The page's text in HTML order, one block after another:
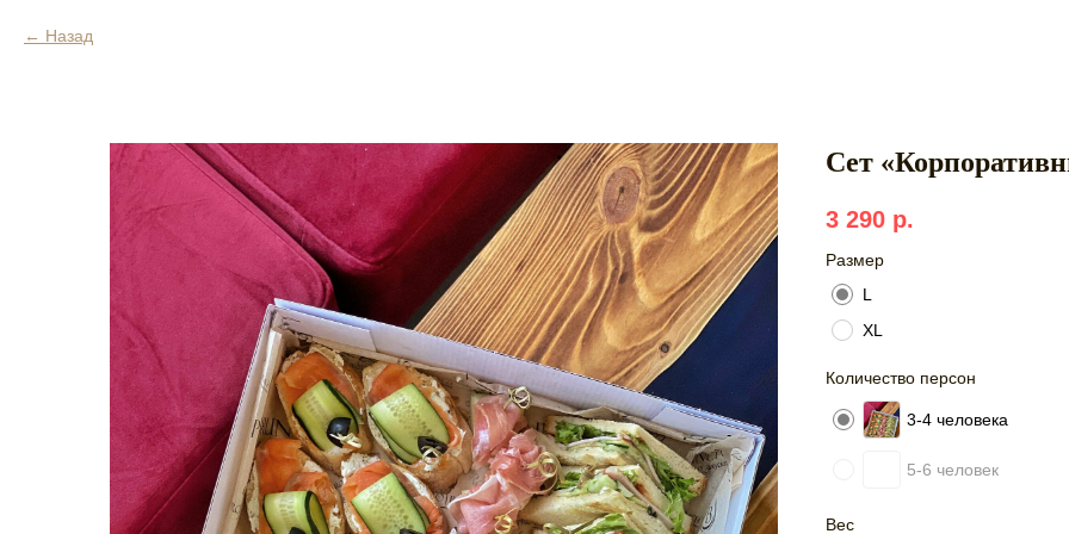
Назад
Сет
3 290 р.
Размер
L
XL
Количество персон
3-4 человека
5-6 человек
Вес